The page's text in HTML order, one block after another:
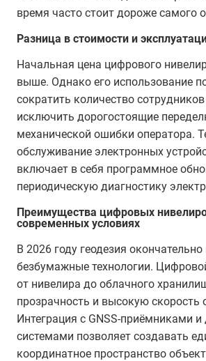
время часто стоит дороже самого
Разница в стоимости и
Начальная цена цифрового
выше. Однако его использование
сократить количество
исключить дорогостоящие
механической ошибки оператора.
обслуживание электронных
включает в себя программное
периодическую диагностику
Преимущества цифровых
современных условиях
В 2026 году геодезия окончательно
безбумажные технологии.
от нивелира до облачного
прозрачность и высокую скорость
Интеграция с GNSS-приёмниками и
системами позволяет создавать
координатное пространство